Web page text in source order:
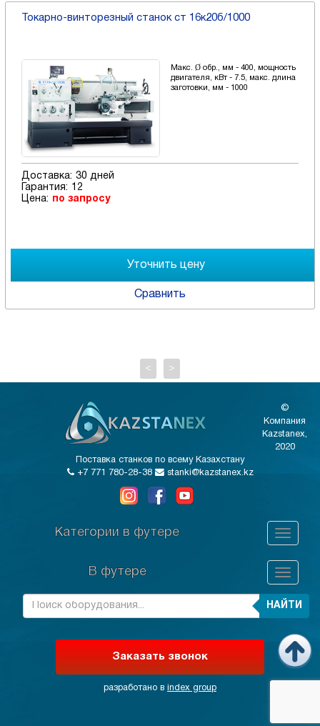
Токарно-винторезный станок ст 16к20б/1000
Макс. Ø обр., мм - 400, мощность
двигателя, кВт - 7.5, макс. длина
заготовки, мм - 1000
Доставка: 30 дней
Гарантия:
12
Цена:
по запросу
Сравнить
< >
©
Компания
Kazstanex,
2020
Поставка станков по всему Казахстану
+7 771 780-28-38
stanki@kazstanex.kz
Категории в футере
В футере
НАЙТИ
Заказать звонок
разработано в index group